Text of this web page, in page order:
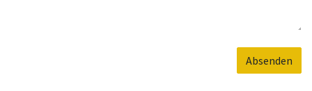
Absenden